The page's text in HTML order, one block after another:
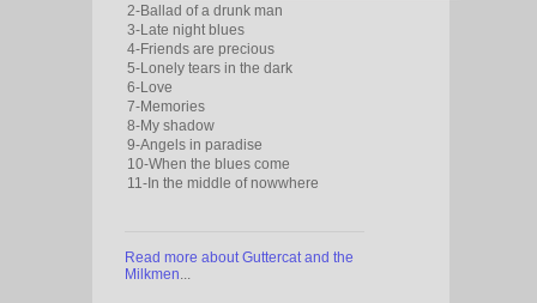
2-Ballad of a drunk man
3-Late night blues
4-Friends are precious
5-Lonely tears in the dark
6-Love
7-Memories
8-My shadow
9-Angels in paradise
10-When the blues come
11-In the middle of nowwhere
Read more about Guttercat and the
Milkmen...